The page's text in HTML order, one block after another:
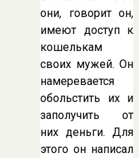
они, говорит он,
имеют доступ к
кошелькам
своих мужей. Он
намеревается
обольстить их и
заполучить от
них деньги. Для
этого он написал